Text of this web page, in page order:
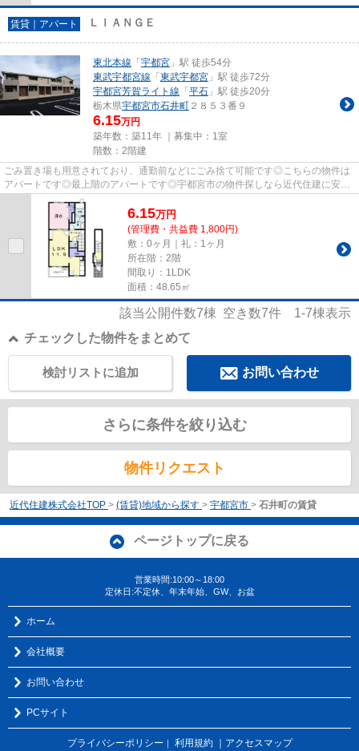
賃貸｜アパート ＬＩＡＮＧＥ
東北本線 「 宇都宮 」駅 徒歩54分
東武宇都宮線 「 東武宇都宮 」駅 徒歩72分
宇都宮芳賀ライト線 「 平石 」駅 徒歩20分
栃木県宇都宮市石井町 ２８５３番９
6.15万円
築年数：築11年 ｜募集中： 1室
階数：2階建
ごみ置き場も用意されており、通勤前などにごみ捨て可能です◎こちらの物件は
アパートです◎最上階のアパートです◎宇都宮市の物件探しなら近代住建に安心
してお任せください◎物件の詳細...
6.15万円
(管理費・共益費 1,800円)
敷：0ヶ月｜礼：1ヶ月
所在階：2階
間取り：1LDK
面積：48.65㎡
該当公開件数7棟 空き数7件 1-7棟表示
チェックした物件をまとめて
お問い合わせ
検討リストに追加
さらに条件を絞り込む
物件リクエスト
近代住建株式会社TOP > (賃貸)地域から探す > 宇都宮市 > 石井町の賃貸
ページトップに戻る
営業時間:10:00～18:00
定休日:不定休、年末年始、GW、お盆
ホーム
会社概要
お問い合わせ
PCサイト
プライバシーポリシー ｜ 利用規約 ｜アクセスマップ